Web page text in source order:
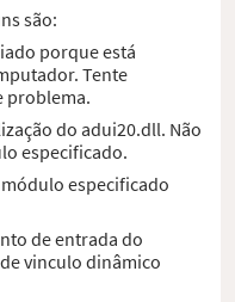
são:
porque está
Tente
problema.
do adui20.dll. Não
especificado.
especificado
de entrada do
vinculo dinâmico